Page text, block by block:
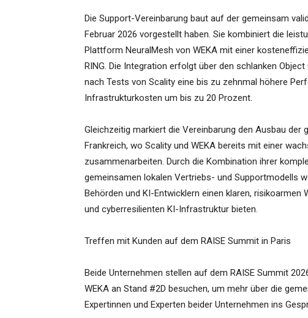
Die Support-Vereinbarung baut auf der gemeinsam
Februar 2026 vorgestellt haben. Sie kombiniert die
Plattform NeuralMesh von WEKA mit einer
RING. Die Integration erfolgt über den schlanken
nach Tests von Scality eine bis zu zehnmal höhere
Infrastrukturkosten um bis zu 20 Prozent.
Gleichzeitig markiert die Vereinbarung den Ausbau
Frankreich, wo Scality und WEKA bereits mit einer
zusammenarbeiten. Durch die Kombination ihrer
gemeinsamen lokalen Vertriebs- und Supportmodells
Behörden und KI-Entwicklern einen klaren,
und cyberresilienten KI-Infrastruktur bieten.
Treffen mit Kunden auf dem RAISE Summit in Paris
Beide Unternehmen stellen auf dem RAISE Summit
WEKA an Stand #2D besuchen, um mehr über die
Expertinnen und Experten beider Unternehmen ins